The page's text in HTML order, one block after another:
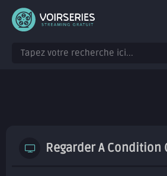
Regarder A Condition